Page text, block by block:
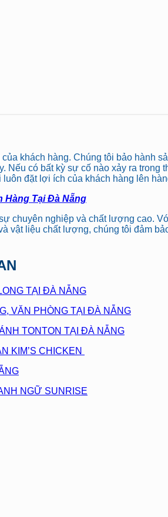
khách hàng. Chúng tôi bảo hành
có bất kỳ sự cố nào xảy ra
đặt lợi ích của khách hàng lên
Hàng Tại Đà Nẵng
chuyên nghiệp và chất lượng cao.
vật liệu chất lượng, chúng tôi đảm
TẠI ĐÀ NẴNG
VĂN PHÒNG TẠI ĐÀ NẴNG
TONTON TẠI ĐÀ NẴNG
KIM’S CHICKEN
NGỮ SUNRISE